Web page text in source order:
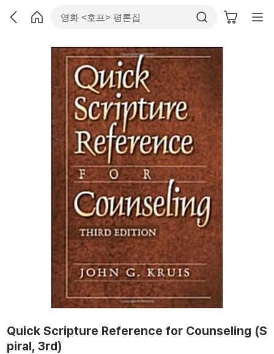
Quick Scripture Reference for Counseling (S
piral, 3rd)